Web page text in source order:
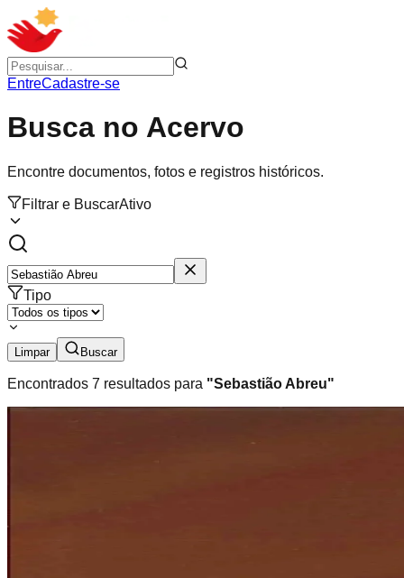
EntreCadastre-se
Busca no Acervo
Encontre documentos, fotos e registros históricos.
Filtrar e BuscarAtivo
Tipo
Limpar Buscar
Encontrados 7 resultados para "Sebastião Abreu"